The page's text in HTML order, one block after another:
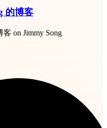
的博客
客 on Jimmy Song